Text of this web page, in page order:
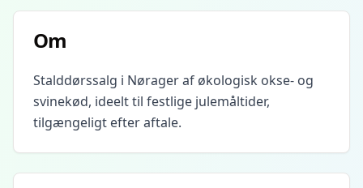
Om
Stalddørssalg i Nørager af økologisk okse- og
svinekød, ideelt til festlige julemåltider,
tilgængeligt efter aftale.